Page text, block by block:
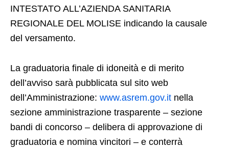
INTESTATO ALL’AZIENDA SANITARIA
REGIONALE DEL MOLISE indicando la causale
del versamento.
La graduatoria finale di idoneità e di merito
dell’avviso sarà pubblicata sul sito web
dell’Amministrazione: www.asrem.gov.it nella
sezione amministrazione trasparente – sezione
bandi di concorso – delibera di approvazione di
graduatoria e nomina vincitori – e conterrà